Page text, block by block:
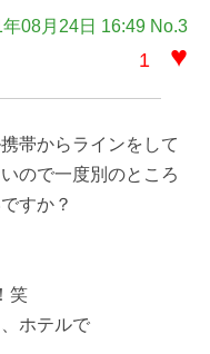
年08月24日 16:49 No.3
1 ♥
帯からラインをして
ので一度別のところ
すか？
笑
ホテルで